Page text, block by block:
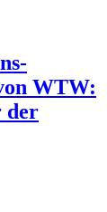
WTW:
der